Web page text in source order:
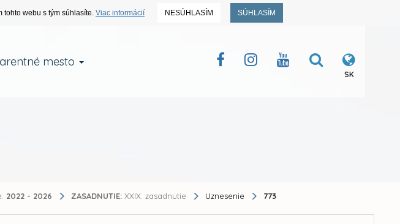
tohto webu s tým súhlasíte. Viac informácií NESÚHLASÍM SÚHLASÍM
mesto
SK
2022 - 2026 ZASADNUTIE: XXIX. zasadnutie Uznesenie 773